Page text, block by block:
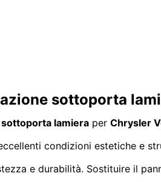
sottoporta
lamiera per Chrysler
condizioni estetiche e
e durabilità. Sostituire il